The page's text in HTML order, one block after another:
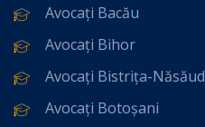
Avocați Bacău
Avocați Bihor
Avocați Bistrița-Năsăud
Avocați Botoșani